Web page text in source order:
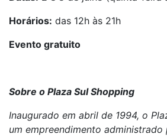
Horários: das 12h às 21h
Evento gratuito
Sobre o Plaza Sul Shopping
Inaugurado em abril de 1994, o
um empreendimento administrado